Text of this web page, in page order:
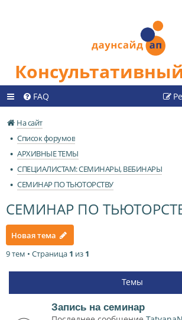
FAQ
На сайт
Список форумов
АРХИВНЫЕ ТЕМЫ
СПЕЦИАЛИСТАМ: СЕМИНАРЫ, ВЕБИНАРЫ
СЕМИНАР ПО ТЬЮТОРСТВУ
СЕМИНАР ПО
Новая тема
9 тем • Страница 1 из 1
Темы
Запись на семинар